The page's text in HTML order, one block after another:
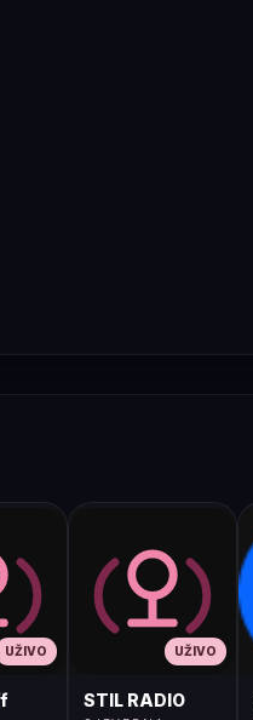
UŽIVO UŽIVO
STIL RADIO